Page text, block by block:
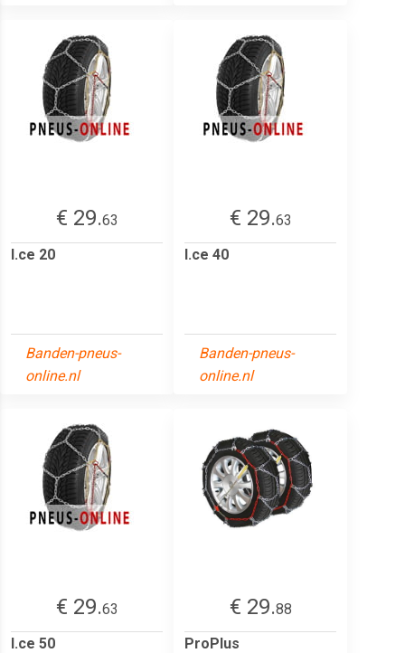
€ 29.63
I.ce 20
Banden-pneus-
online.nl
€ 29.63
I.ce 40
Banden-pneus-
online.nl
€ 29.63
I.ce 50
€ 29.88
ProPlus